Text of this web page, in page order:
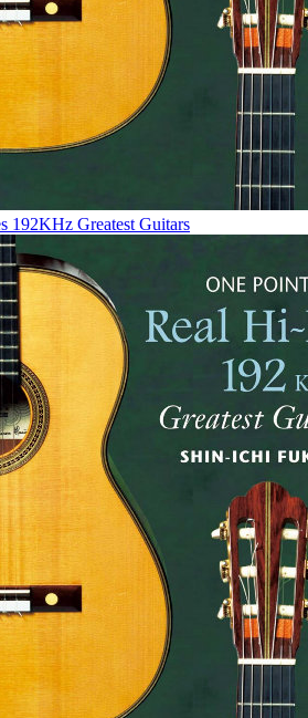
192KHz Greatest Guitars